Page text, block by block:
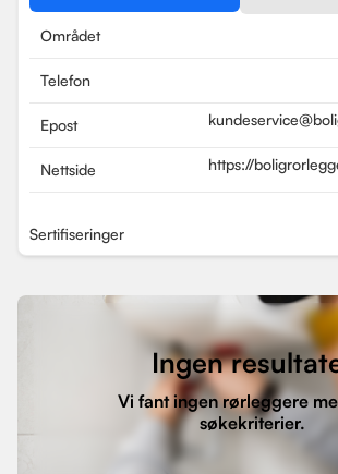
Området
Telefon
Epost
Nettside https://
Sertifiseringer
Ingen
Vi fant ingen rørleggere
søkekriterier.